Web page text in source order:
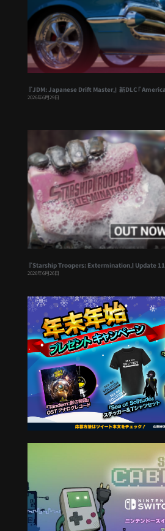
『JDM: Japanese Drift Master』 新DLC「
2026年6月29日
『Starship Troopers: Extermination』Update 11
2026年6月26日